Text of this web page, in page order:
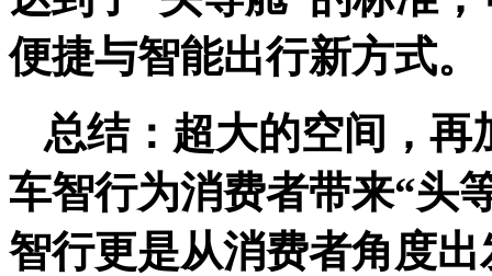
便捷与智能出行新方式。
总结：超大的空间，再
车智行为消费者带来“头
智行更是从消费者角度